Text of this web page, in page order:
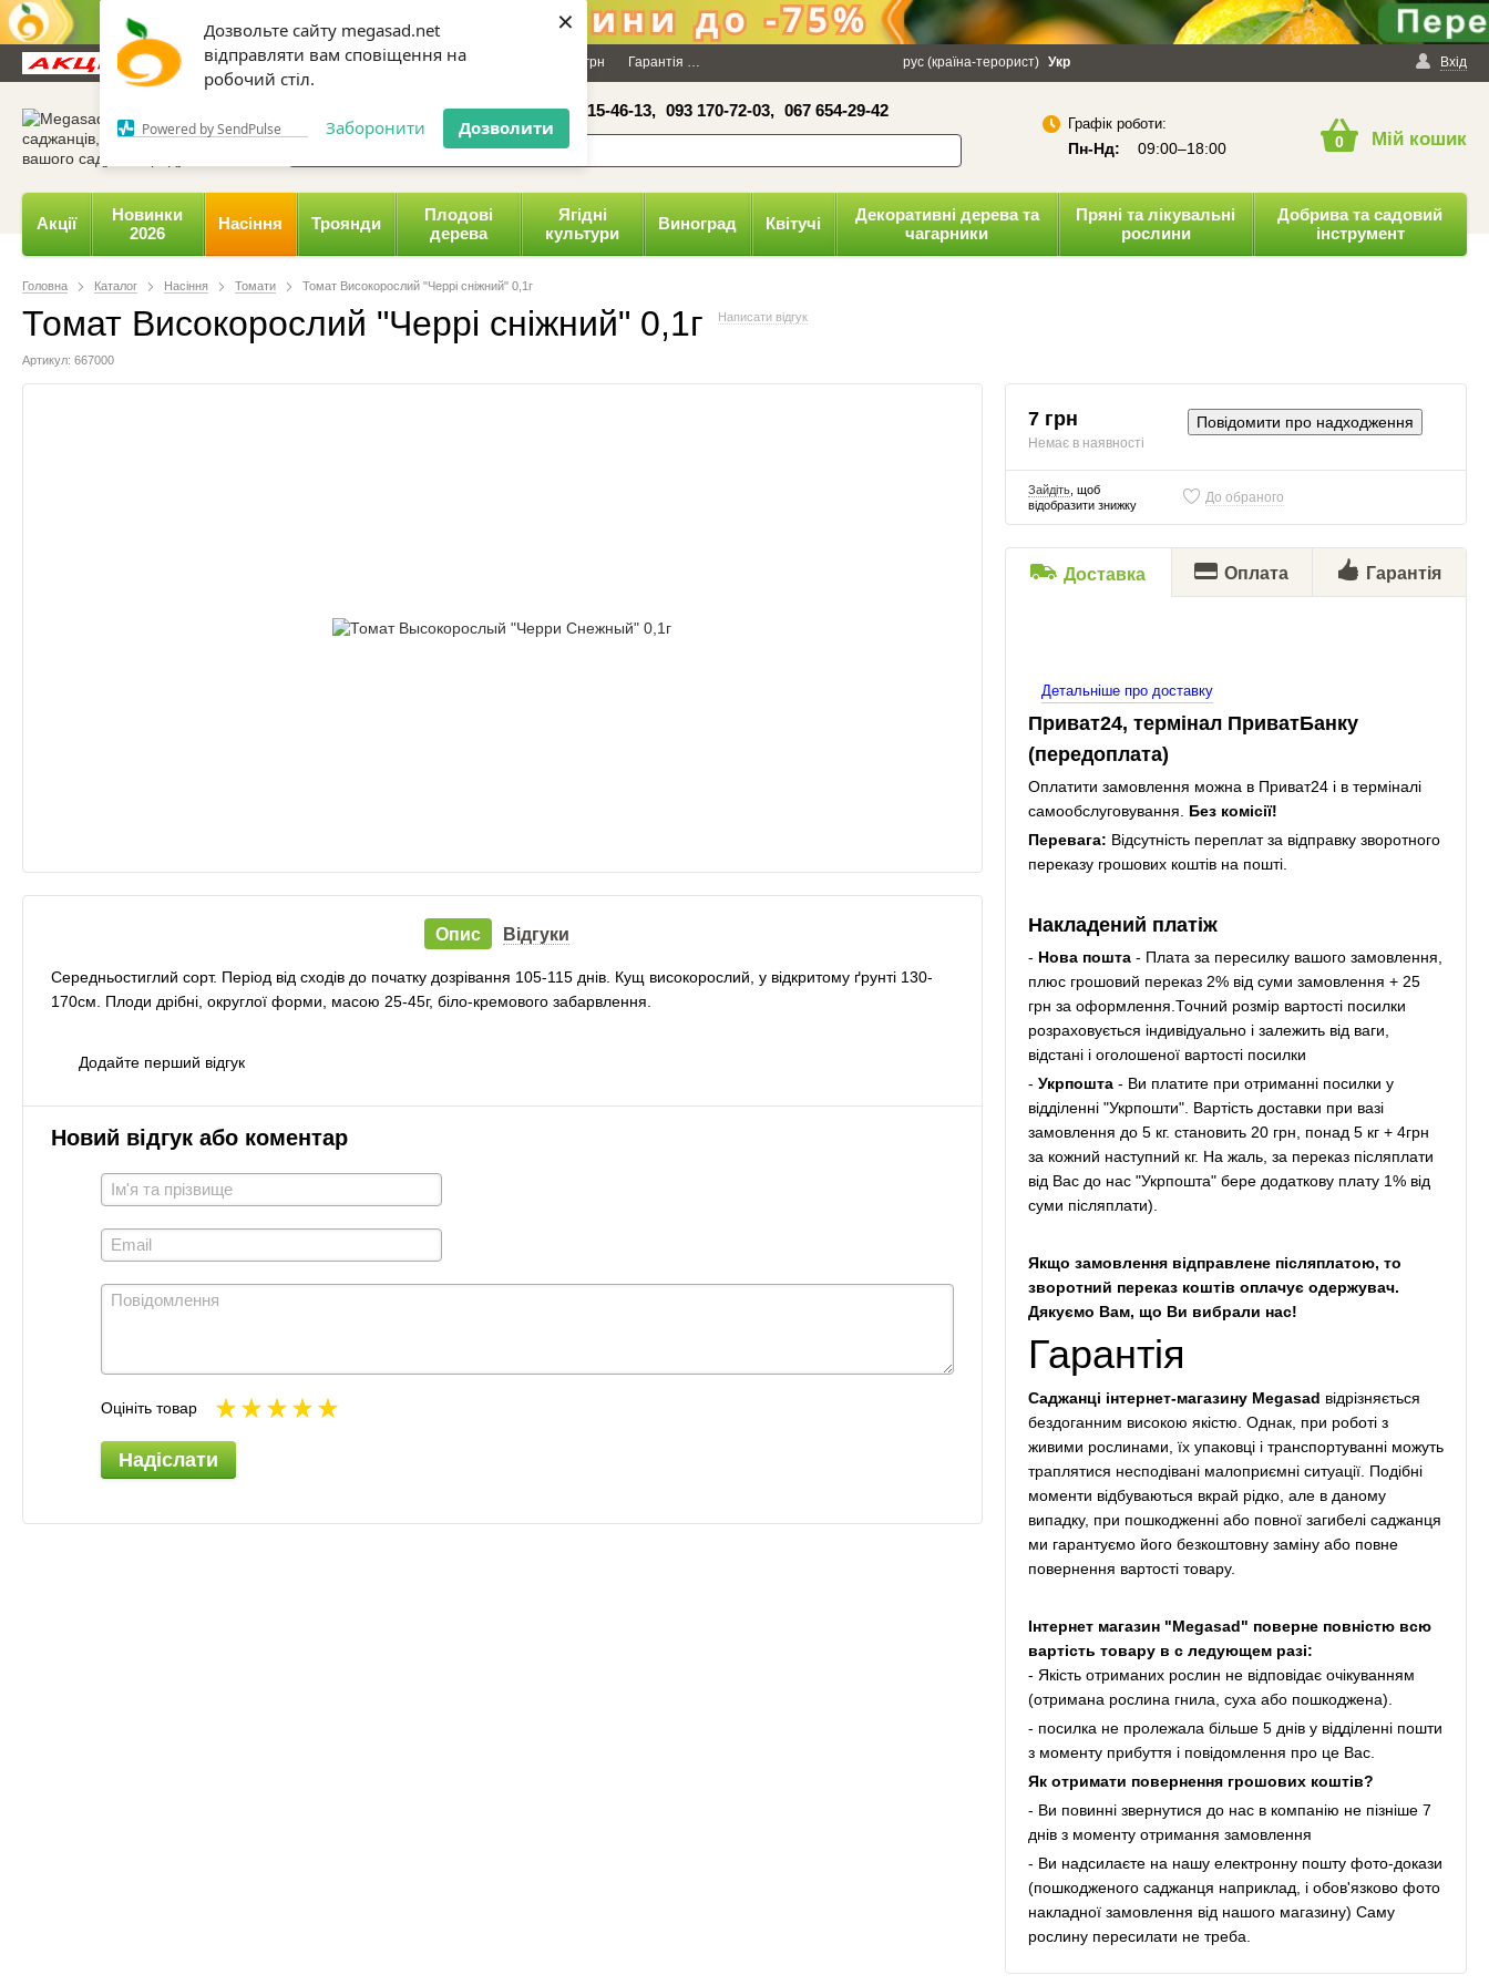
Дозвольте сайту megasad.net
відправляти вам сповіщення на
робочий стіл.
Powered by SendPulse Заборонити Дозволити
×
Новини та статті Каталог Контакти Відгуки Даруємо 100 грн Гарантія Політика конфіденційності Вхід
рус (країна-терорист) Укр
067 654-16-41, 050 515-46-13, 093 170-72-03, 067 654-29-42
Графік роботи:
Пн-Нд: 09:00–18:00 0 Мій кошик
Акції
Новинки
2026
Насіння Троянди
Плодові
дерева
Ягідні
культури
Виноград Квітучі
Декоративні дерева та
чагарники
Пряні та лікувальні
рослини
Добрива та садовий
інструмент
Головна Каталог Насіння Томати Томат Високорослий "Черрі сніжний" 0,1г
Томат Високорослий "Черрі сніжний" 0,1г Написати відгук
Артикул: 667000
Опис Відгуки
Середньостиглий сорт. Період від сходів до початку дозрівання 105-115 днів. Кущ високорослий, у відкритому ґрунті 130-
170см. Плоди дрібні, округлої форми, масою 25-45г, біло-кремового забарвлення.
Додайте перший відгук
Новий відгук або коментар
Оцініть товар
Надіслати
7 грн
Немає в наявності
Повідомити про надходження
Зайдіть, щоб
відобразити знижку
До обраного
Доставка Оплата Гарантія
Детальніше про доставку
Приват24, термінал ПриватБанку
(передоплата)
Оплатити замовлення можна в Приват24 і в терміналі
самообслуговування. Без комісії!
Перевага: Відсутність переплат за відправку зворотного
переказу грошових коштів на пошті.
Накладений платіж
- Нова пошта- Плата за пересилку вашого замовлення,
плюс грошовий переказ 2% від суми замовлення + 25
грн за оформлення.Точний розмір вартості посилки
розраховується індивідуально і залежить від ваги,
відстані і оголошеної вартості посилки
- Укрпошта- Ви платите при отриманні посилки у
відділенні "Укрпошти". Вартість доставки при вазі
замовлення до 5 кг. становить 20 грн, понад 5 кг + 4грн
за кожний наступний кг. На жаль, за переказ післяплати
від Вас до нас "Укрпошта" бере додаткову плату 1% від
суми післяплати).
Якщо замовлення відправлене післяплатою, то
зворотний переказ коштів оплачує одержувач.
Дякуємо Вам, що Ви вибрали нас!
Гарантія
Саджанці інтернет-магазину Megasad відрізняється
бездоганним високою якістю. Однак, при роботі з
живими рослинами, їх упаковці і транспортуванні можуть
траплятися несподівані малоприємні ситуації. Подібні
моменти відбуваються вкрай рідко, але в даному
випадку, при пошкодженні або повної загибелі саджанця
ми гарантуємо його безкоштовну заміну або повне
повернення вартості товару.
Інтернет магазин "Megasad" поверне повністю всю
вартість товару в с ледующем разі:
- Якість отриманих рослин не відповідає очікуванням
(отримана рослина гнила, суха або пошкоджена).
- посилка не пролежала більше 5 днів у відділенні пошти
з моменту прибуття і повідомлення про це Вас.
Як отримати повернення грошових коштів?
- Ви повинні звернутися до нас в компанію не пізніше 7
днів з моменту отримання замовлення
- Ви надсилаєте на нашу електронну пошту фото-докази
(пошкодженого саджанця наприклад, і обов'язково фото
накладної замовлення від нашого магазину) Саму
рослину пересилати не треба.